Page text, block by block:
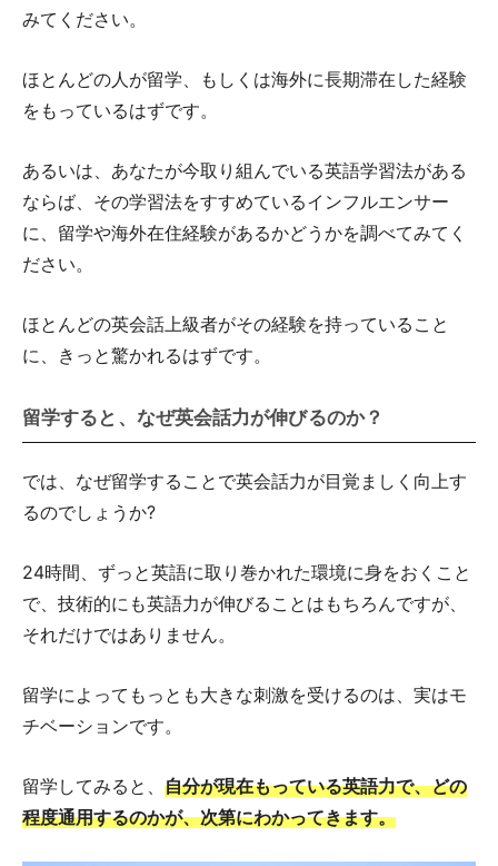
みてください。
ほとんどの人が留学、もしくは海外に長期滞在した経験
をもっているはずです。
あるいは、あなたが今取り組んでいる英語学習法がある
ならば、その学習法をすすめているインフルエンサー
に、留学や海外在住経験があるかどうかを調べてみてく
ださい。
ほとんどの英会話上級者がその経験を持っていること
に、きっと驚かれるはずです。
留学すると、なぜ英会話力が伸びるのか？
では、なぜ留学することで英会話力が目覚ましく向上す
るのでしょうか?
24時間、ずっと英語に取り巻かれた環境に身をおくこと
で、技術的にも英語力が伸びることはもちろんですが、
それだけではありません。
留学によってもっとも大きな刺激を受けるのは、実はモ
チベーションです。
留学してみると、 自分が現在もっている英語力で、どの
程度通用するのかが、次第にわかってきます。